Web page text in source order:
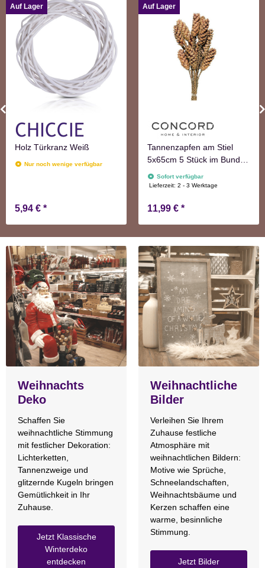
Auf Lager
Holz Türkranz Weiß
Nur noch wenige verfügbar
5,94 € *
Auf Lager
Tannenzapfen am Stiel
5x65cm 5 Stück im Bund
natur Adventskranzdeko
Sofort verfügbar
Lieferzeit:2 - 3 Werktage
11,99 € *
Weihnachts
Deko
Schaffen Sie
weihnachtliche Stimmung
mit festlicher Dekoration:
Lichterketten,
Tannenzweige und
glitzernde Kugeln bringen
Gemütlichkeit in Ihr
Zuhause.
Jetzt Klassische
Winterdeko
entdecken
Weihnachtliche
Bilder
Verleihen Sie Ihrem
Zuhause festliche
Atmosphäre mit
weihnachtlichen Bildern:
Motive wie Sprüche,
Schneelandschaften,
Weihnachtsbäume und
Kerzen schaffen eine
warme, besinnliche
Stimmung.
Jetzt Bilder